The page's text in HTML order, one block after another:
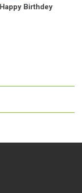
Birthdey